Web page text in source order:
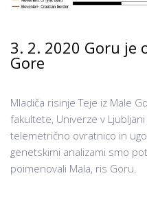
3. 2. 2020 Goru je
Gore
Mladiča risinje Teje iz Male
fakultete, Univerze v
telemetrično ovratnico in
genetskimi analizami smo
poimenovali Mala, ris Goru.